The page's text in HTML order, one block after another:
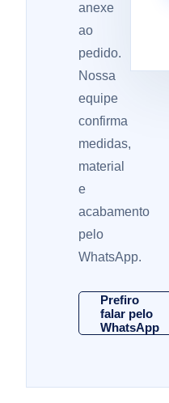
anexe
ao
pedido.
Nossa
equipe
confirma
medidas,
material
e
acabamento
pelo
WhatsApp.
Prefiro
falar pelo
WhatsApp